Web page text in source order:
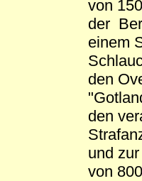
von
der
einem
den
den
und
von